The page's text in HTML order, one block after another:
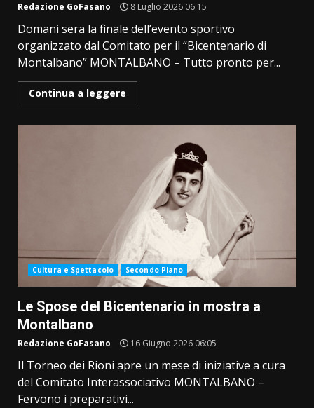
Redazione GoFasano 8 Luglio 2026 06:15
Domani sera la finale dell’evento sportivo
organizzato dal Comitato per il “Bicentenario di
Montalbano” MONTALBANO – Tutto pronto per...
Continua a leggere
Cultura e Spettacolo Secondo Piano
Le Spose del Bicentenario in mostra a
Montalbano
Redazione GoFasano 16 Giugno 2026 06:05
Il Torneo dei Rioni apre un mese di iniziative a cura
del Comitato Interassociativo MONTALBANO –
Fervono i preparativi...